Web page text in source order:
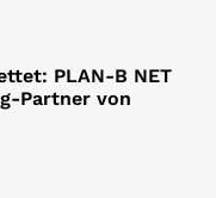
PLAN-B NET
Partner von